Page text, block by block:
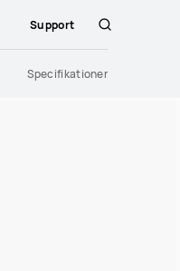
Support
Sök
Specifikationer